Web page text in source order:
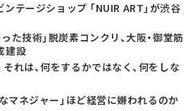
テージショップ 「NUIR ART」が渋谷
た技術」脱炭素コンクリ、大阪・御堂筋
建設
れは、何をするかではなく、何をしな
マネジャー」ほど経営に嫌われるのか